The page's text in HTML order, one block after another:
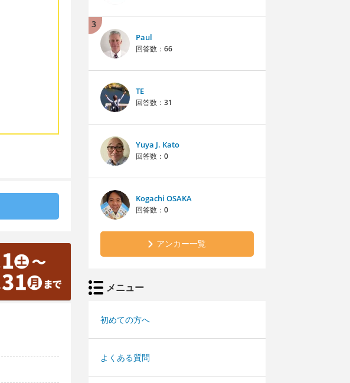
3
Paul
回答数： 66
TE
回答数： 31
Yuya J. Kato
回答数： 0
Kogachi OSAKA
回答数： 0
アンカー一覧
メニュー
初めての方へ
よくある質問